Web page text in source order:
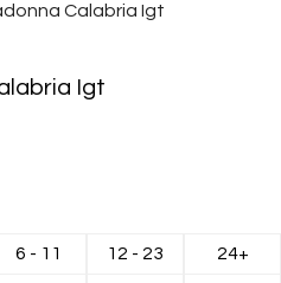
Calabria Igt
Igt
6 - 11 12 - 23 24+